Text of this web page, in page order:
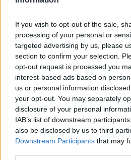
If you wish to opt-out of the sale,
processing of your personal or
targeted advertising by us, please
section to confirm your selection.
opt-out request is processed you
interest-based ads based on
us or personal information
your opt-out. You may separately
disclosure of your personal
IAB’s list of downstream
also be disclosed by us to third
Downstream Participants that may
lo único que podía hacer era
habitación sin poder parar de
aparente. Sentía una enorme
podía ni salir a caminar", narra
tremenda honestidad.